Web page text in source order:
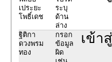
เประยะ
โพธิ์เดช
ระบุ
ด้าน
ล่าง
ฐิติกา
ดวงพรม
ทอง
กรอก
ข้อมูล
ผิด
เข้า